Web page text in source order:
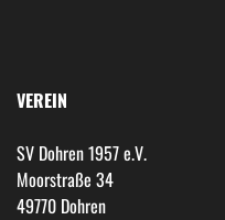
VEREIN
SV Dohren 1957 e.V.
Moorstraße 34
49770 Dohren